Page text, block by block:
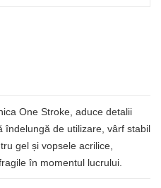
One Stroke, aduce detalii
îndelungă de utilizare, vârf stabil
gel și vopsele acrilice,
în momentul lucrului.